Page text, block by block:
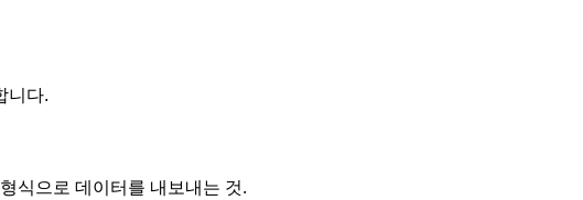
니다.
식으로 데이터를 내보내는 것.